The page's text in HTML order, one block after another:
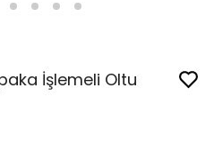
İşlemeli Oltu